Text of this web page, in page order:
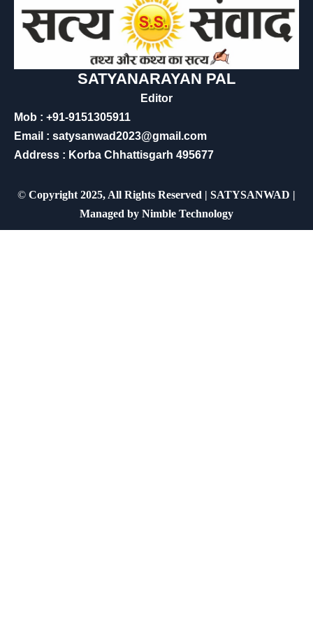
SATYANARAYAN PAL
Editor
Mob : +91-9151305911
Email : satysanwad2023@gmail.com
Address : Korba Chhattisgarh 495677
© Copyright 2025, All Rights Reserved | SATYSANWAD |
Managed by Nimble Technology